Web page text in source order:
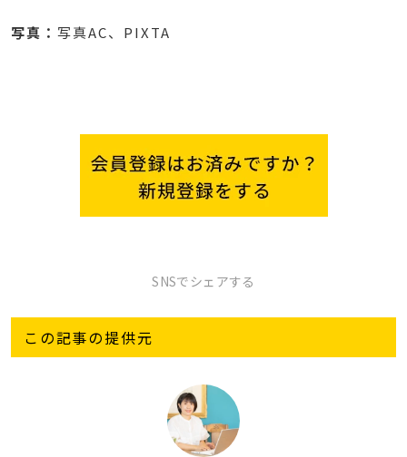
写真： 写真AC、PIXTA
SNSでシェアする
この記事の提供元